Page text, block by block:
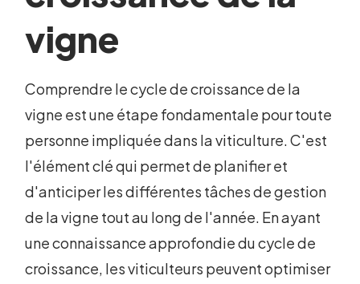
vigne
Comprendre le cycle de croissance de la
vigne est une étape fondamentale pour toute
personne impliquée dans la viticulture. C'est
l'élément clé qui permet de planifier et
d'anticiper les différentes tâches de gestion
de la vigne tout au long de l'année. En ayant
une connaissance approfondie du cycle de
croissance, les viticulteurs peuvent optimiser